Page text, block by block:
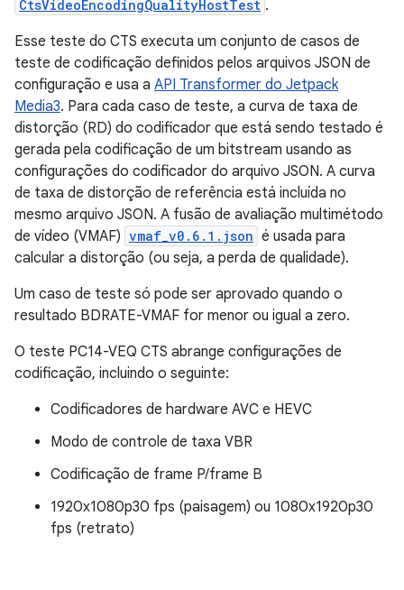
CtsVideoEncodingQualityHostTest .
Esse teste do CTS executa um conjunto de casos de
teste de codificação definidos pelos arquivos JSON de
configuração e usa a API Transformer do Jetpack
Media3. Para cada caso de teste, a curva de taxa de
distorção (RD) do codificador que está sendo testado é
gerada pela codificação de um bitstream usando as
configurações do codificador do arquivo JSON. A curva
de taxa de distorção de referência está incluída no
mesmo arquivo JSON. A fusão de avaliação multimétodo
de vídeo (VMAF) vmaf_v0.6.1.json é usada para
calcular a distorção (ou seja, a perda de qualidade).
Um caso de teste só pode ser aprovado quando o
resultado BDRATE-VMAF for menor ou igual a zero.
O teste PC14-VEQ CTS abrange configurações de
codificação, incluindo o seguinte:
Codificadores de hardware AVC e HEVC
Modo de controle de taxa VBR
Codificação de frame P/frame B
1920x1080p30 fps (paisagem) ou 1080x1920p30
fps (retrato)